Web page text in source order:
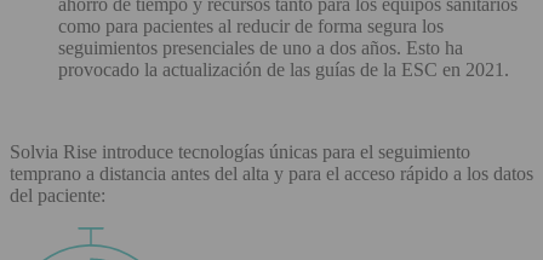
ahorro de tiempo y recursos tanto para los equipos sanitarios
como para pacientes al reducir de forma segura los
seguimientos presenciales de uno a dos años. Esto ha
provocado la actualización de las guías de la ESC en 2021.
Solvia Rise introduce tecnologías únicas para el seguimiento
temprano a distancia antes del alta y para el acceso rápido a los datos
del paciente: